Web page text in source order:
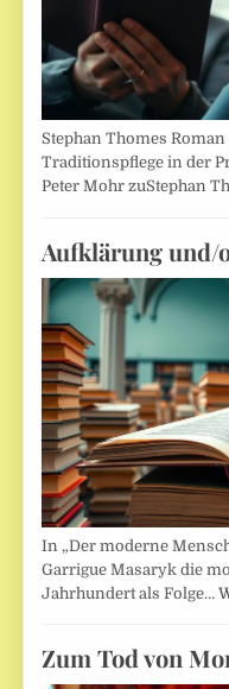
Stephan Thomes
Traditionspflege in der
Peter Mohr zuStephan
Aufklärung und/
In „Der moderne
Garrigue Masaryk die
Jahrhundert als Folge…
Zum Tod von